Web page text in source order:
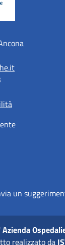
un
Azienda
realizzato da